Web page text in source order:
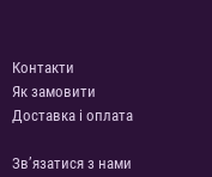
Контакти
Як замовити
Доставка і оплата
Зв’язатися з нами